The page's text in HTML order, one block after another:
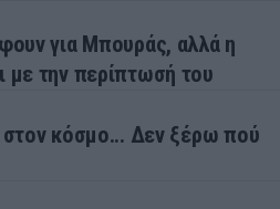
για Μπουράς, αλλά η
με την περίπτωσή του
στον κόσμο... Δεν ξέρω πού